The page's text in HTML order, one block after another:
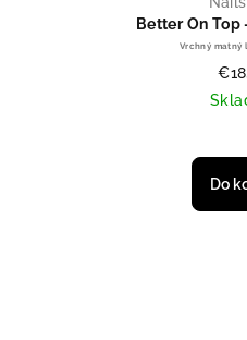
Better On
Vrchný matný
Do